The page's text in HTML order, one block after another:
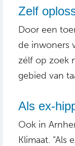
Zelf
Door een
de inwoners
zélf op zoek
gebied van
Als ex-
Ook in
Klimaat.